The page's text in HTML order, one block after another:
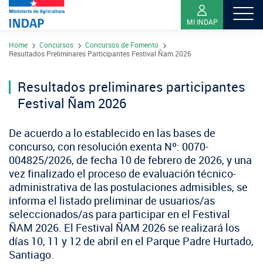
MI INDAP
Sobre INDAP
¿Qué es INDAP?
Gestión y Presupuesto
Consultores de Riego
Registro nacional SIRSD-S
Nómina consultores de Riego
Registro Ley 19.862
Programa Desarrollo Territorial Indígena
Programa de Asociatividad Económica
Sustentabilidad de los suelos SIRSD-S
Programa Desarrollo Inversiones - PDI
Programa desarrollo local - Prodesal
Servicio de Asesoría Técnica - SAT
Acciones INDAP
Red Tiendas Mundo Rural
Sello Manos Campesinas
Mercado Campesinos
Expomundorural
Turismo Rural
Arica y Parinacota
Tarapacá
Antofagasta
Atacama
Coquimbo
Valparaíso
Metropolitana
O'Higgins
Maule
Araucanía
Los Ríos
Los Lagos
Aysén
Sala de Prensa
Noticias
Videos
Podcast
Fotografías
Nuestras Redes sociales
INDAP Agustinas 1465, Santiago de Chile
Teléfono:
Home Concursos
Concursos de Fomento
Resultados Preliminares Participantes Festival Ñam 2026
Resultados preliminares participantes
Festival Ñam 2026
De acuerdo a lo establecido en las bases de
concurso, con resolución exenta Nº: 0070-
004825/2026, de fecha 10 de febrero de 2026, y una
vez finalizado el proceso de evaluación técnico-
administrativa de las postulaciones admisibles, se
informa el listado preliminar de usuarios/as
seleccionados/as para participar en el Festival
ÑAM 2026. El Festival ÑAM 2026 se realizará los
días 10, 11 y 12 de abril en el Parque Padre Hurtado,
Santiago.